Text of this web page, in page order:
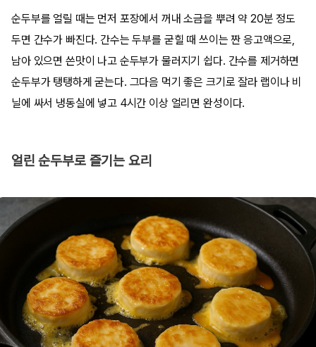
순두부를 얼릴 때는 먼저 포장에서 꺼내 소금을 뿌려 약 20분 정도
두면 간수가 빠진다. 간수는 두부를 굳힐 때 쓰이는 짠 응고액으로,
남아 있으면 쓴맛이 나고 순두부가 물러지기 쉽다. 간수를 제거하면
순두부가 탱탱하게 굳는다. 그다음 먹기 좋은 크기로 잘라 랩이나 비
닐에 싸서 냉동실에 넣고 4시간 이상 얼리면 완성이다.
얼린 순두부로 즐기는 요리